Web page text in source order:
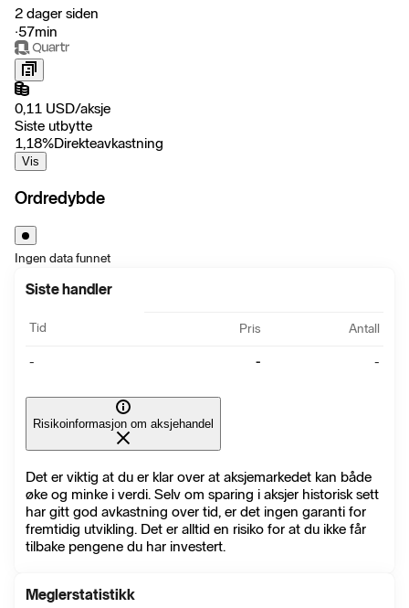
2 dager siden
‧57min
0,11 USD/aksje
Siste utbytte
1,18%Direkteavkastning
Vis
Ordredybde
Ingen data funnet
Siste handler
Tid Pris Antall
- - -
Risikoinformasjon om aksjehandel
Det er viktig at du er klar over at aksjemarkedet kan både
øke og minke i verdi. Selv om sparing i aksjer historisk sett
har gitt god avkastning over tid, er det ingen garanti for
fremtidig utvikling. Det er alltid en risiko for at du ikke får
tilbake pengene du har investert.
Meglerstatistikk